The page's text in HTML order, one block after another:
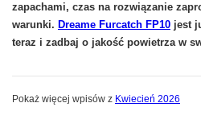
zapachami, czas na rozwiązanie
warunki. Dreame Furcatch FP10 jest
teraz i zadbaj o jakość powietrza w
Pokaż więcej wpisów z Kwiecień 2026